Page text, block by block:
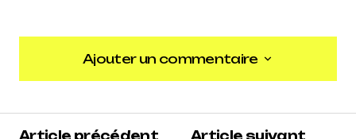
Ajouter un commentaire
Ajouter un commentaire